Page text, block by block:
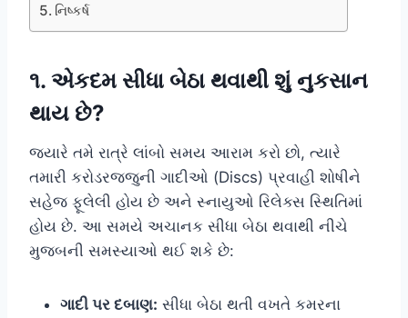
નિષ્કર્ષ
૧. એકદમ સીધા બેઠા થવાથી શું નુકસાન
થાય છે?
જ્યારે તમે રાત્રે લાંબો સમય આરામ કરો છો, ત્યારે
તમારી કરોડરજ્જુની ગાદીઓ (Discs) પ્રવાહી શોષીને
સહેજ ફૂલેલી હોય છે અને સ્નાયુઓ રિલેક્સ સ્થિતિમાં
હોય છે. આ સમયે અચાનક સીધા બેઠા થવાથી નીચે
મુજબની સમસ્યાઓ થઈ શકે છે:
ગાદી પર દબાણ: સીધા બેઠા થતી વખતે કમરના